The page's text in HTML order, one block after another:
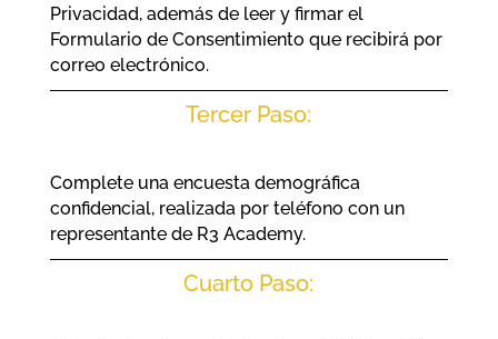
Privacidad, además de leer y firmar el
Formulario de Consentimiento que recibirá por
correo electrónico.
Tercer Paso:
Complete una encuesta demográfica
confidencial, realizada por teléfono con un
representante de R3 Academy.
Cuarto Paso: